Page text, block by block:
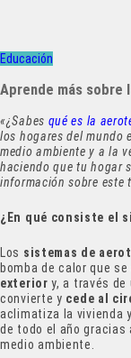
Educación
Aprende más sobre
«¿Sabes qué es la
los hogares del mundo
medio ambiente y a la
haciendo que tu hogar
información sobre este
¿En qué consiste el
Los sistemas de
bomba de calor que se
exteriory, a través
convierte y cede al
aclimatiza la vivienda
de todo el año gracias
medio ambiente.